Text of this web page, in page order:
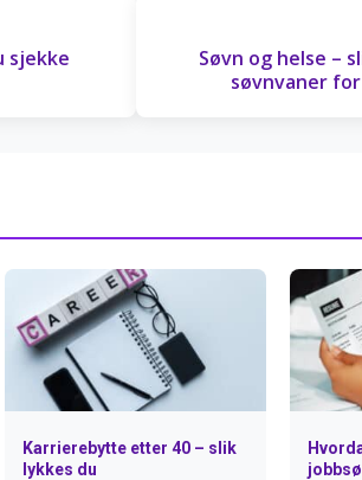
sjekke
Søvn og helse –
søvnvaner
Karrierebytte etter 40 – slik
lykkes du